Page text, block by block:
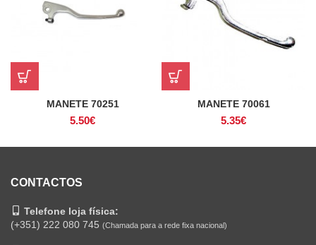
MANETE 70251
5.50€
MANETE 70061
5.35€
CONTACTOS
Telefone loja física:
(+351) 222 080 745 (Chamada para a rede fixa nacional)